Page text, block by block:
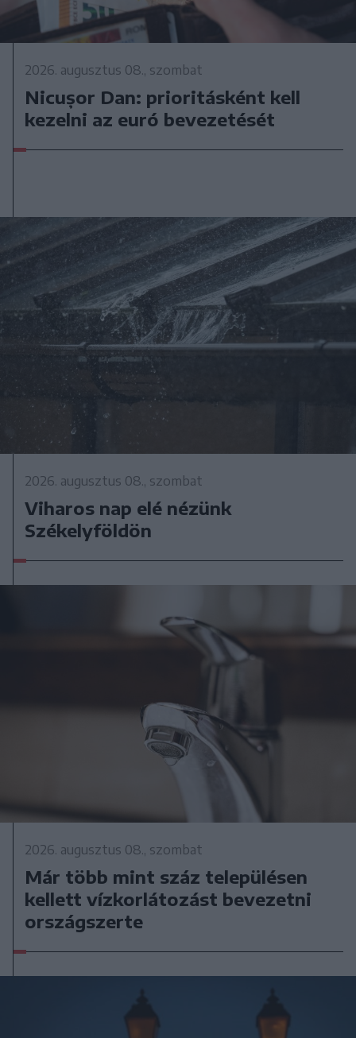
2026. augusztus 08., szombat
Nicușor Dan: prioritásként kell
kezelni az euró bevezetését
2026. augusztus 08., szombat
Viharos nap elé nézünk
Székelyföldön
2026. augusztus 08., szombat
Már több mint száz településen
kellett vízkorlátozást bevezetni
országszerte